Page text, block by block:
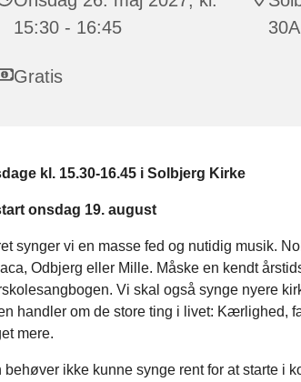
15:30 - 16:45
Gratis
kl. 15.30-16.45 i Solbjerg Kirke
onsdag 19. august
synger vi en masse fed og nutidig musik.
Odbjerg eller Mille. Måske en kendt
Vi skal også synge nyere
handler om de store ting i livet: Kærlighed,
mere.
behøver ikke kunne synge rent for at starte i